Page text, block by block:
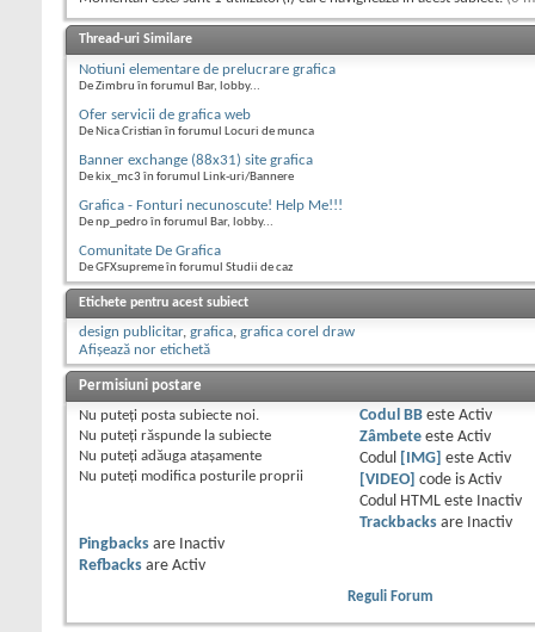
Thread-uri Similare
Notiuni elementare de prelucrare grafica
De Zimbru în forumul Bar, lobby...
Ofer servicii de grafica web
De Nica Cristian în forumul Locuri de munca
Banner exchange (88x31) site grafica
De kix_mc3 în forumul Link-uri/Bannere
Grafica - Fonturi necunoscute! Help Me!!!
De np_pedro în forumul Bar, lobby...
Comunitate De Grafica
De GFXsupreme în forumul Studii de caz
Etichete pentru acest subiect
design publicitar, grafica, grafica corel draw
Afișează nor etichetă
Permisiuni postare
Nu puteţi posta subiecte noi.
Nu puteţi răspunde la subiecte
Nu puteţi adăuga ataşamente
Nu puteţi modifica posturile proprii
Codul BBeste Activ
Zâmbeteeste Activ
Codul
[IMG] este Activ
[VIDEO] code is Activ
Codul HTML este
Inactiv
Trackbacksare
Inactiv
Pingbacks are
Inactiv
Refbacks are Activ
Reguli Forum